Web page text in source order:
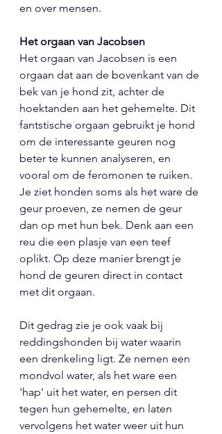
en over mensen.
Het orgaan van Jacobsen
Het orgaan van Jacobsen is een
orgaan dat aan de bovenkant van de
bek van je hond zit, achter de
hoektanden aan het gehemelte. Dit
fantstische orgaan gebruikt je hond
om de interessante geuren nog
beter te kunnen analyseren, en
vooral om de feromonen te ruiken.
Je ziet honden soms als het ware de
geur proeven, ze nemen de geur
dan op met hun bek. Denk aan een
reu die een plasje van een teef
oplikt. Op deze manier brengt je
hond de geuren direct in contact
met dit orgaan.
Dit gedrag zie je ook vaak bij
reddingshonden bij water waarin
een drenkeling ligt. Ze nemen een
mondvol water, als het ware een
'hap' uit het water, en persen dit
tegen hun gehemelte, en laten
vervolgens het water weer uit hun